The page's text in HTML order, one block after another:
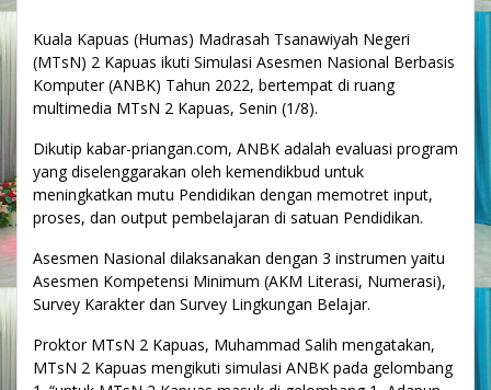
Kuala Kapuas (Humas) Madrasah Tsanawiyah Negeri
(MTsN) 2 Kapuas ikuti Simulasi Asesmen Nasional Berbasis
Komputer (ANBK) Tahun 2022, bertempat di ruang
multimedia MTsN 2 Kapuas, Senin (1/8).
Dikutip kabar-priangan.com, ANBK adalah evaluasi program
yang diselenggarakan oleh kemendikbud untuk
meningkatkan mutu Pendidikan dengan memotret input,
proses, dan output pembelajaran di satuan Pendidikan.
Asesmen Nasional dilaksanakan dengan 3 instrumen yaitu
Asesmen Kompetensi Minimum (AKM Literasi, Numerasi),
Survey Karakter dan Survey Lingkungan Belajar.
Proktor MTsN 2 Kapuas, Muhammad Salih mengatakan,
MTsN 2 Kapuas mengikuti simulasi ANBK pada gelombang